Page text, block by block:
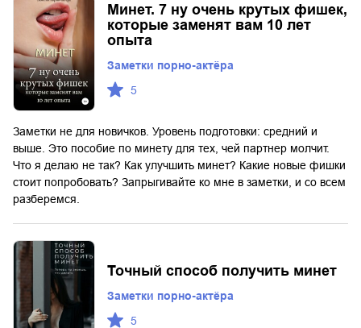
Минет. 7 ну очень крутых фишек,
которые заменят вам 10 лет
опыта
Заметки порно-актёра
5
Заметки не для новичков. Уровень подготовки: средний и
выше. Это пособие по минету для тех, чей партнер молчит.
Что я делаю не так? Как улучшить минет? Какие новые фишки
стоит попробовать? Запрыгивайте ко мне в заметки, и со всем
разберемся.
Точный способ получить минет
Заметки порно-актёра
5